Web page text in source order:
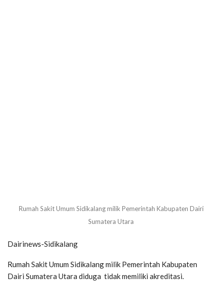
Rumah Sakit Umum Sidikalang milik Pemerintah Kabupaten Dairi
Sumatera Utara
Dairinews-Sidikalang
Rumah Sakit Umum Sidikalang milik Pemerintah Kabupaten
Dairi Sumatera Utara diduga tidak memiliki akreditasi.